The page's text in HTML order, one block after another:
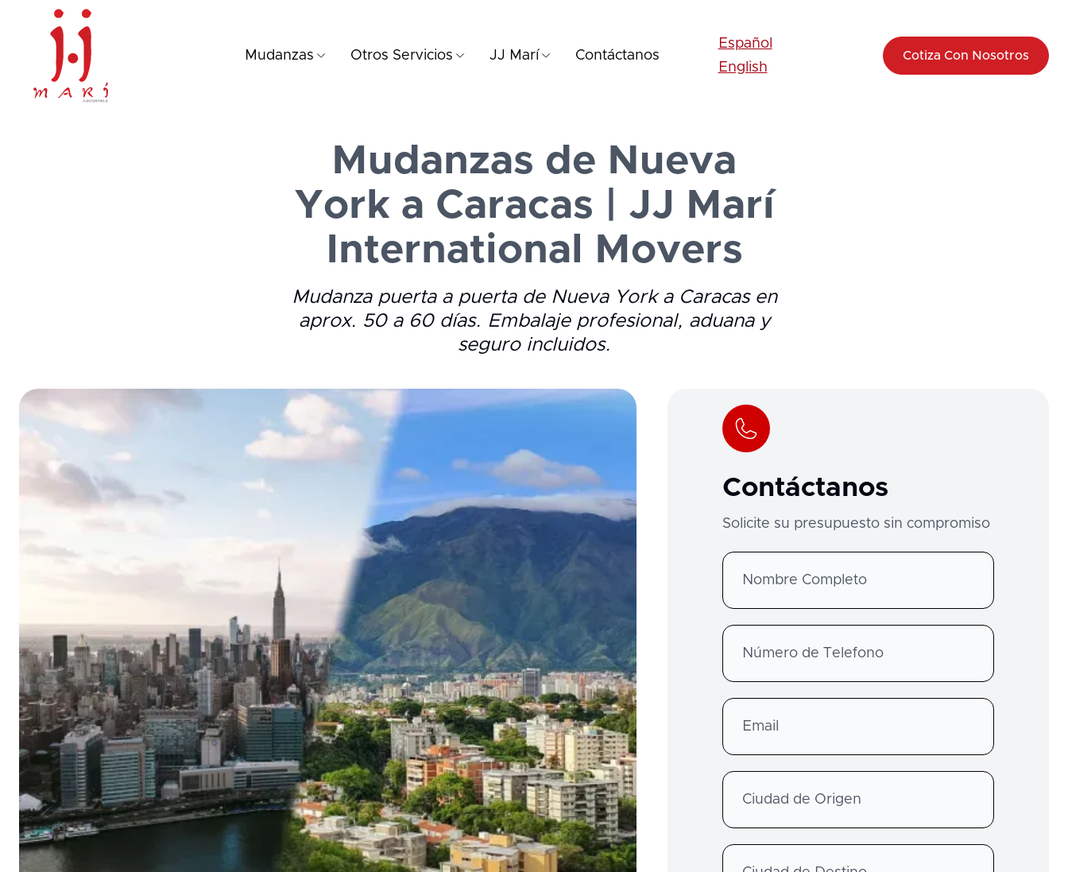
Mudanzas Otros Servicios JJ Marí Contáctanos
Español
English
Cotiza Con Nosotros
Mudanzas de Nueva
York a Caracas | JJ Marí
International Movers
Mudanza puerta a puerta de Nueva York a Caracas en
aprox. 50 a 60 días. Embalaje profesional, aduana y
seguro incluidos.
Contáctanos
Solicite su presupuesto sin compromiso